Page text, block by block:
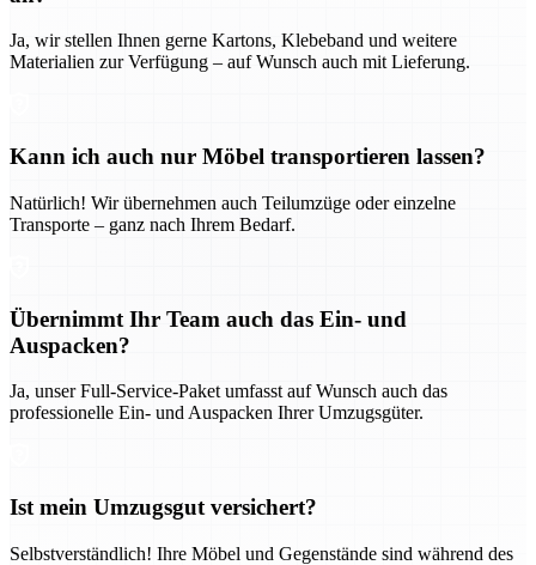
Ja, wir stellen Ihnen gerne Kartons, Klebeband und weitere
Materialien zur Verfügung – auf Wunsch auch mit Lieferung.
Kann ich auch nur Möbel transportieren lassen?
Natürlich! Wir übernehmen auch Teilumzüge oder einzelne
Transporte – ganz nach Ihrem Bedarf.
Übernimmt Ihr Team auch das Ein- und
Auspacken?
Ja, unser Full-Service-Paket umfasst auf Wunsch auch das
professionelle Ein- und Auspacken Ihrer Umzugsgüter.
Ist mein Umzugsgut versichert?
Selbstverständlich! Ihre Möbel und Gegenstände sind während des